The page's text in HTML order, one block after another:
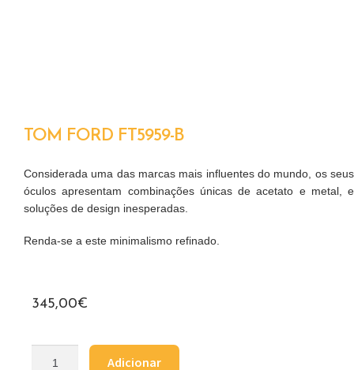
TOM FORD FT5959-B
Considerada uma das marcas mais influentes do mundo, os seus
óculos apresentam combinações únicas de acetato e metal, e
soluções de design inesperadas.
Renda-se a este minimalismo refinado.
345,00€
Adicionar